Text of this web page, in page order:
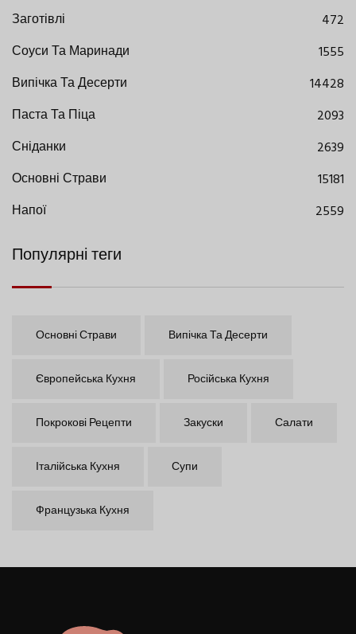
Заготівлі
472
Соуси Та Маринади
1555
Випічка Та Десерти
14428
Паста Та Піца
2093
Сніданки
2639
Основні Страви
15181
Напої
2559
Популярні теги
Основні Страви Випічка Та Десерти
Європейська Кухня Російська Кухня
Покрокові Рецепти Закуски Салати
Італійська Кухня Супи
Французька Кухня